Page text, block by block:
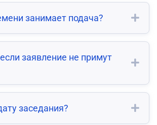
занимает подача?
заявление не примут
заседания?